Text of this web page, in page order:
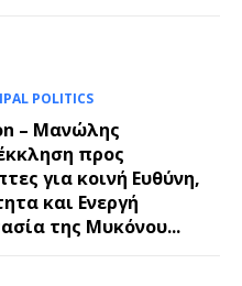
POLITICS
– Μανώλης
προς
για κοινή Ευθύνη,
και Ενεργή
της Μυκόνου...